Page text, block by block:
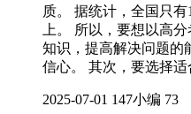
质。 据统计，全国只
上。 所以，要想以高
知识，提高解决问题的
信心。 其次，要选择适
2025-07-01 147小编 73